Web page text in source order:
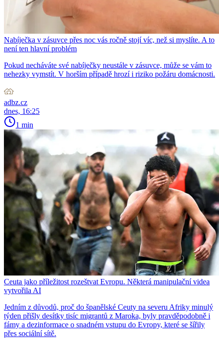
Nabíječka v zásuvce přes noc vás ročně stojí víc, než si myslíte. A to
není ten hlavní problém
Pokud necháváte své nabíječky neustále v zásuvce, může se vám to
nehezky vymstít. V horším případě hrozí i riziko požáru domácnosti.
adbz.cz
dnes, 16:25
1 min
Ceuta jako příležitost rozeštvat Evropu. Některá manipulační videa
vytvořila AI
Jedním z důvodů, proč do španělské Ceuty na severu Afriky minulý
týden přišly desítky tisíc migrantů z Maroka, byly pravděpodobně i
fámy a dezinformace o snadném vstupu do Evropy, které se šířily
přes sociální sítě.